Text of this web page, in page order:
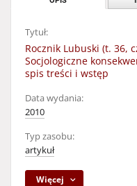
Tytuł:
Rocznik Lubuski (t. 36,
Socjologiczne
spis treści i wstęp
Data wydania:
2010
Typ zasobu:
artykuł
Więcej